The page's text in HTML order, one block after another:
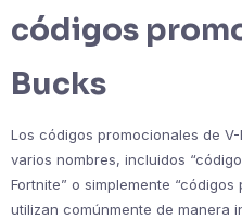
códigos
Bucks
Los códigos promocionales de
varios nombres, incluidos
Fortnite” o simplemente
utilizan comúnmente de manera